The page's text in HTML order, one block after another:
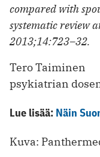
compared with
systematic review
2013;14:723–32.
Tero Taiminen
psykiatrian
Lue lisää: Näin
Kuva: